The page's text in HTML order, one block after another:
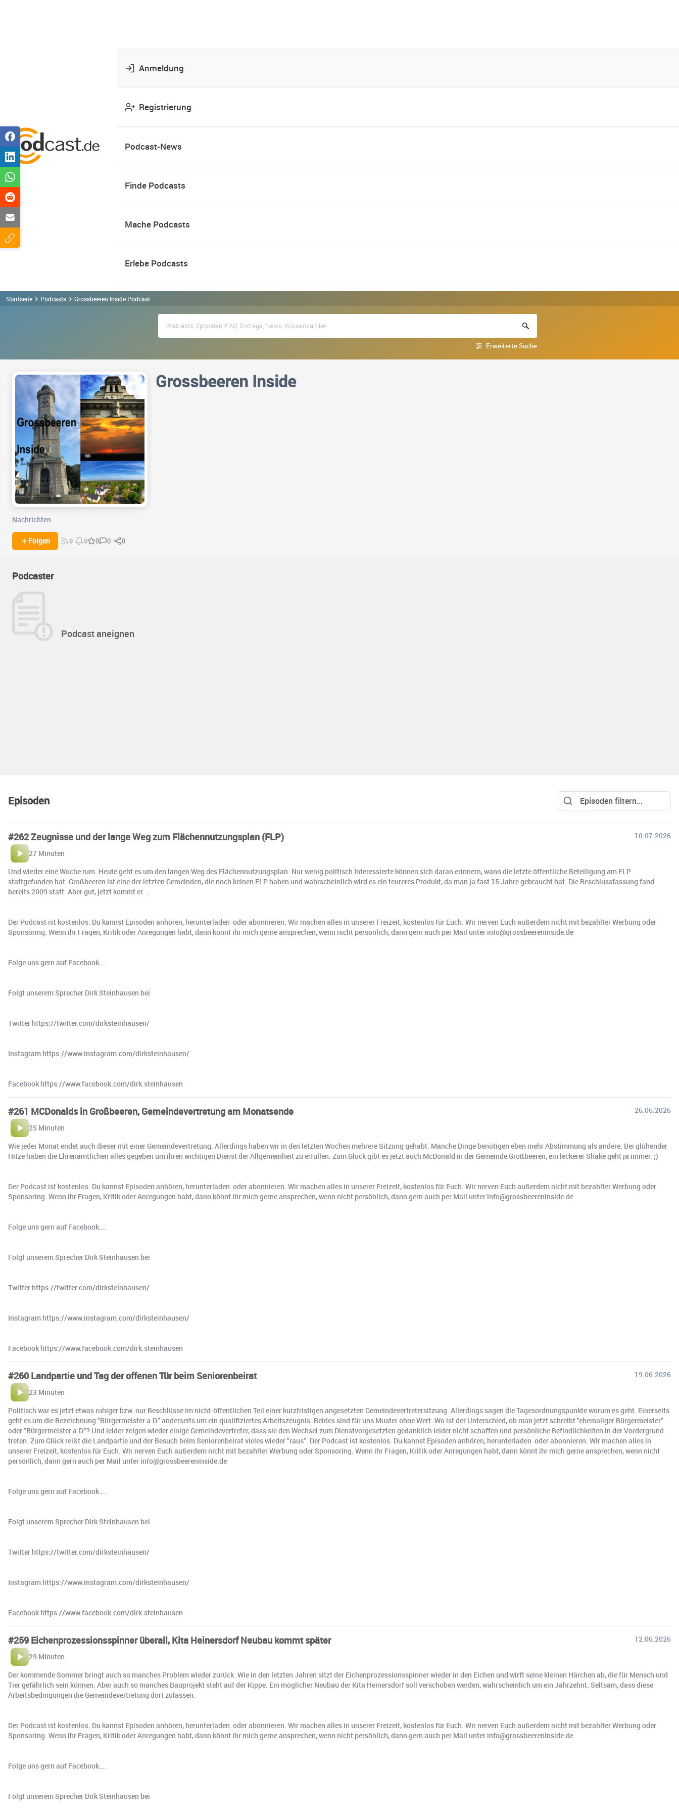
Anmeldung
Registrierung
Podcast-News
Finde Podcasts
Mache Podcasts
Erlebe Podcasts
Startseite Podcasts Grossbeeren Inside Podcast
Erweiterte Suche
Grossbeeren Inside
Nachrichten
Folgen 0 0 0 0 0
Podcaster
Podcast aneignen
Episoden
#262 Zeugnisse und der lange Weg zum Flächennutzungsplan (FLP)
10.07.2026
27 Minuten
Und wieder eine Woche rum. Heute geht es um den langen Weg des Flächennutzungsplan. Nur wenig politisch Interessierte können sich daran erinnern, wann die letzte öffentliche Beteiligung am FLP
stattgefunden hat. Großbeeren ist eine der letzten Gemeinden, die noch keinen FLP haben und wahrscheinlich wird es ein teureres Produkt, da man ja fast 15 Jahre gebraucht hat. Die Beschlussfassung fand
bereits 2009 statt. Aber gut, jetzt kommt er....
Der Podcast ist kostenlos. Du kannst Episoden anhören, herunterladen oder abonnieren. Wir machen alles in unserer Freizeit, kostenlos für Euch. Wir nerven Euch außerdem nicht mit bezahlter Werbung oder
Sponsoring. Wenn ihr Fragen, Kritik oder Anregungen habt, dann könnt ihr mich gerne ansprechen, wenn nicht persönlich, dann gern auch per Mail unter info@grossbeereninside.de
Folge uns gern auf Facebook….
Folgt unserem Sprecher Dirk Steinhausen bei
Twitter https://twitter.com/dirksteinhausen/
Instagram https://www.instagram.com/dirksteinhausen/
Facebook https://www.facebook.com/dirk.steinhausen
#261 MCDonalds in Großbeeren, Gemeindevertretung am Monatsende
26.06.2026
25 Minuten
Wie jeder Monat endet auch dieser mit einer Gemeindevertretung. Allerdings haben wir in den letzten Wochen mehrere Sitzung gehabt. Manche Dinge benötigen eben mehr Abstimmung als andere. Bei glühender
Hitze haben die Ehrenamtlichen alles gegeben um ihren wichtigen Dienst der Allgemeinheit zu erfüllen. Zum Glück gibt es jetzt auch McDonald in der Gemeinde Großbeeren, ein leckerer Shake geht ja immer. ;)
Der Podcast ist kostenlos. Du kannst Episoden anhören, herunterladen oder abonnieren. Wir machen alles in unserer Freizeit, kostenlos für Euch. Wir nerven Euch außerdem nicht mit bezahlter Werbung oder
Sponsoring. Wenn ihr Fragen, Kritik oder Anregungen habt, dann könnt ihr mich gerne ansprechen, wenn nicht persönlich, dann gern auch per Mail unter info@grossbeereninside.de
Folge uns gern auf Facebook….
Folgt unserem Sprecher Dirk Steinhausen bei
Twitter https://twitter.com/dirksteinhausen/
Instagram https://www.instagram.com/dirksteinhausen/
Facebook https://www.facebook.com/dirk.steinhausen
#260 Landpartie und Tag der offenen Tür beim Seniorenbeirat
19.06.2026
23 Minuten
Politisch war es jetzt etwas ruhiger bzw. nur Beschlüsse im nicht-öffentlichen Teil einer kurzfristigen angesetzten Gemeindevertretersitzung. Allerdings sagen die Tagesordnungspunkte worum es geht. Einerseits
geht es um die Bezeichnung "Bürgermeister a.D." anderseits um ein qualifiziertes Arbeitszeugnis. Beides sind für uns Muster ohne Wert: Wo ist der Unterschied, ob man jetzt schreibt "ehemaliger Bürgermeister"
oder "Bürgermeister a.D."? Und leider zeigen wieder einige Gemeindevertreter, dass sie den Wechsel zum Dienstvorgesetzten gedanklich leider nicht schaffen und persönliche Befindlichkeiten in der Vordergrund
treten. Zum Glück reißt die Landpartie und der Besuch beim Seniorenbeirat vieles wieder "raus". Der Podcast ist kostenlos. Du kannst Episoden anhören, herunterladen oder abonnieren. Wir machen alles in
unserer Freizeit, kostenlos für Euch. Wir nerven Euch außerdem nicht mit bezahlter Werbung oder Sponsoring. Wenn ihr Fragen, Kritik oder Anregungen habt, dann könnt ihr mich gerne ansprechen, wenn nicht
persönlich, dann gern auch per Mail unter info@grossbeereninside.de
Folge uns gern auf Facebook….
Folgt unserem Sprecher Dirk Steinhausen bei
Twitter https://twitter.com/dirksteinhausen/
Instagram https://www.instagram.com/dirksteinhausen/
Facebook https://www.facebook.com/dirk.steinhausen
#259 Eichenprozessionsspinner überall, Kita Heinersdorf Neubau kommt später
12.06.2026
29 Minuten
Der kommende Sommer bringt auch so manches Problem wieder zurück. Wie in den letzten Jahren sitzt der Eichenprozessionsspinner wieder in den Eichen und wirft seine kleinen Härchen ab, die für Mensch und
Tier gefährlich sein können. Aber auch so manches Bauprojekt steht auf der Kippe. Ein möglicher Neubau der Kita Heinersdorf soll verschoben werden, wahrscheinlich um ein Jahrzehnt. Seltsam, dass diese
Arbeitsbedingungen die Gemeindevertretung dort zulassen.
Der Podcast ist kostenlos. Du kannst Episoden anhören, herunterladen oder abonnieren. Wir machen alles in unserer Freizeit, kostenlos für Euch. Wir nerven Euch außerdem nicht mit bezahlter Werbung oder
Sponsoring. Wenn ihr Fragen, Kritik oder Anregungen habt, dann könnt ihr mich gerne ansprechen, wenn nicht persönlich, dann gern auch per Mail unter info@grossbeereninside.de
Folge uns gern auf Facebook….
Folgt unserem Sprecher Dirk Steinhausen bei